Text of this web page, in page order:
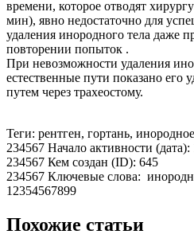
времени, которое отводят
мин), явно недостаточно для
удаления инородного тела даже
повторении попыток .
При невозможности удаления
естественные пути показано его
путем через трахеостому.
Теги: рентген, гортань,
234567 Начало активности
234567 Кем создан (ID): 645
234567 Ключевые слова:
12354567899
Похожие статьи